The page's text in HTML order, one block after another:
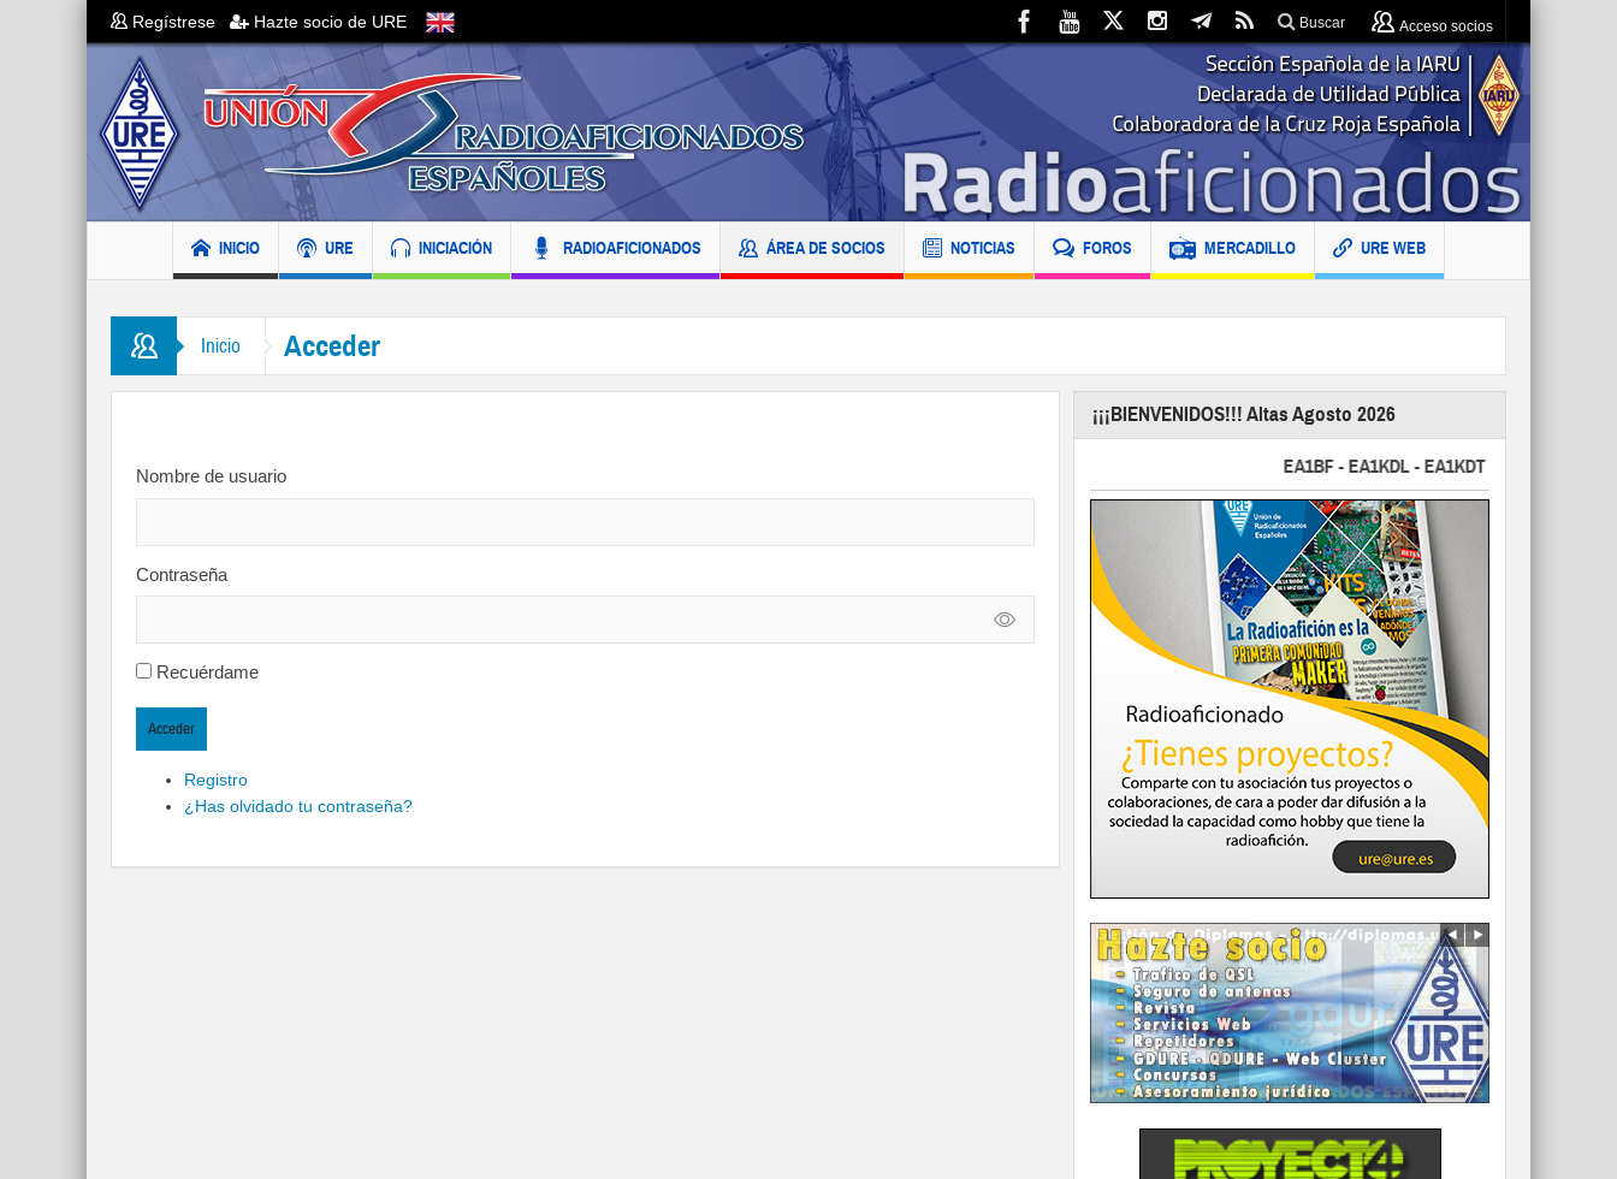
Regístrese Hazte socio de URE Buscar Acceso socios
INICIO URE INICIACIÓN RADIOAFICIONADOS ÁREA DE SOCIOS NOTICIAS FOROS MERCADILLO URE WEB
Inicio Acceder
Nombre de usuario
Contraseña
Recuérdame
Acceder
Registro
¿Has olvidado tu contraseña?
¡¡¡BIENVENIDOS!!! Altas Agosto 2026
EA1BF - EA1KDL - EA1KDT - EA2FBJ - EA2FJU